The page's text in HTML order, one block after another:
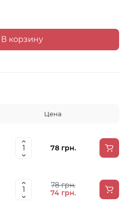
В корзину
Цена
78 грн.
78 грн.
74 грн.